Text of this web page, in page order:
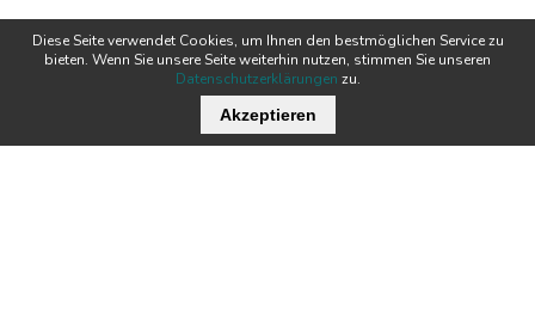
Diese Seite verwendet Cookies, um Ihnen den bestmöglichen Service zu
bieten. Wenn Sie unsere Seite weiterhin nutzen, stimmen Sie unseren
Datenschutzerklärungen zu.
Akzeptieren